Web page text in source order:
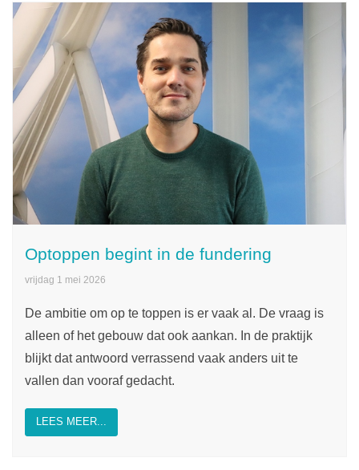
Optoppen begint in de fundering
vrijdag 1 mei 2026
De ambitie om op te toppen is er vaak al. De vraag is
alleen of het gebouw dat ook aankan. In de praktijk
blijkt dat antwoord verrassend vaak anders uit te
vallen dan vooraf gedacht.
LEES MEER...